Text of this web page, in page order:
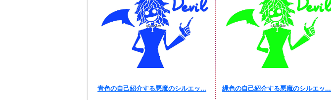
青色の自己紹介する悪魔のシルエッ... 緑色の自己紹介する悪魔のシルエッ...